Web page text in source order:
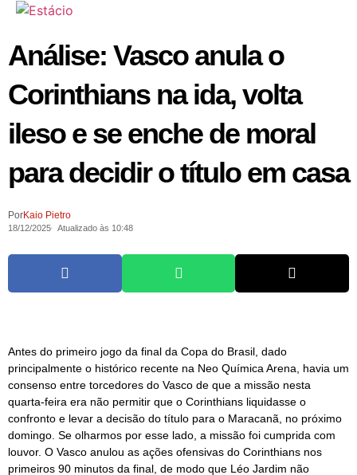
Análise: Vasco anula o
Corinthians na ida, volta
ileso e se enche de moral
para decidir o título em casa
PorKaio Pietro
18/12/2025 Atualizado às 10:48
Antes do primeiro jogo da final da Copa do Brasil, dado
principalmente o histórico recente na Neo Química Arena, havia um
consenso entre torcedores do Vasco de que a missão nesta
quarta-feira era não permitir que o Corinthians liquidasse o
confronto e levar a decisão do título para o Maracanã, no próximo
domingo. Se olharmos por esse lado, a missão foi cumprida com
louvor. O Vasco anulou as ações ofensivas do Corinthians nos
primeiros 90 minutos da final, de modo que Léo Jardim não